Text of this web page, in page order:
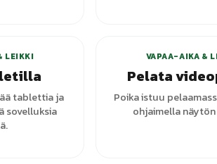
LEIKKI
tablettia ja
sovelluksia
VAPAA-AIKA &
Pelata
Poika istuu
ohjaimella näytön